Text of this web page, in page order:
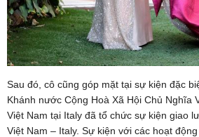
Sau đó, cô cũng góp mặt tại sự kiện đặc
Khánh nước Cộng Hoà Xã Hội Chủ Nghĩa
Việt Nam tại Italy đã tổ chức sự kiện giao
Việt Nam – Italy. Sự kiện với các hoạt